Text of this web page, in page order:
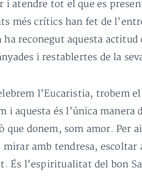
i atendre tot el que es
més crítics han fet de
ha reconegut aquesta actitud
i restablertes de la
l’Eucaristia, trobem
i aquesta és l’única
que donem, som amor. Per
mirar amb tendresa,
És l’espiritualitat del bon